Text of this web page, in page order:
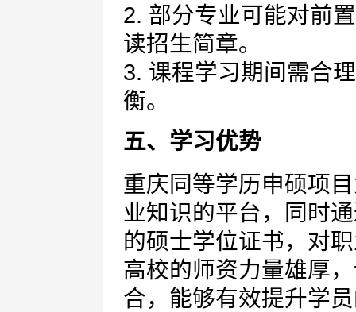
2. 部分专业可能对前
读招生简章。
3. 课程学习期间需合
衡。
五、学习优势
重庆同等学历申硕项
业知识的平台，同时
的硕士学位证书，对
高校的师资力量雄厚
合，能够有效提升学